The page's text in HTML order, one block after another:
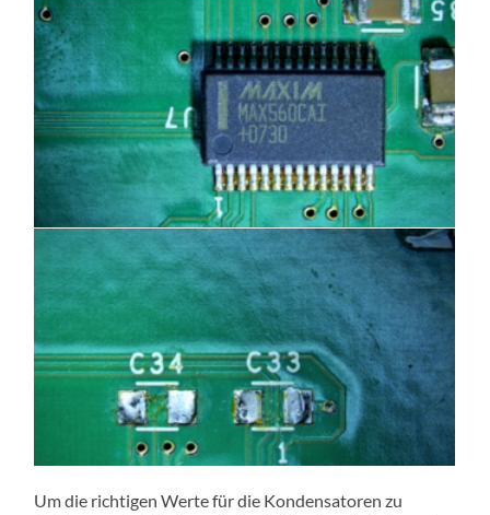
Um die richtigen Werte für die Kondensatoren zu